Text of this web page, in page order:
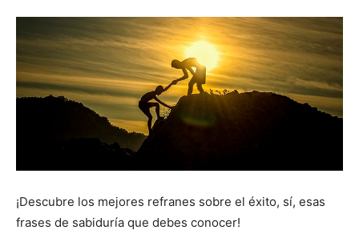
¡Descubre los mejores refranes sobre el éxito, sí, esas
frases de sabiduría que debes conocer!